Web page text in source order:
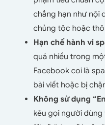
chẳng hạn như nội
chủng tộc hoặc
Hạn chế hành vi
quá nhiều trong
Facebook coi là
bài viết hoặc bị
Không sử dụng
kêu gọi người